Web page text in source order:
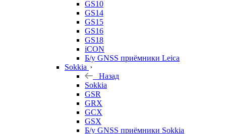
GS10
GS14
GS15
GS16
GS18
iCON
Б/у GNSS приёмники Leica
Sokkia
Назад
Sokkia
GSR
GRX
GCX
GSX
Б/у GNSS приёмники Sokkia